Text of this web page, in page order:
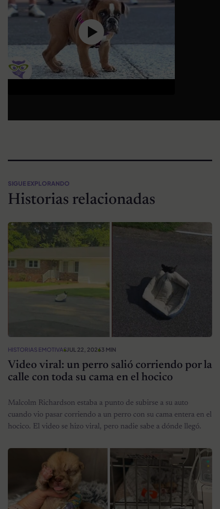
SIGUE EXPLORANDO
Historias relacionadas
HISTORIAS EMOTIVASJUL 22, 20263 MIN
Video viral: un perro salió corriendo por la
calle con toda su cama en el hocico
Malcolm Richardson estaba a punto de subirse a su auto
cuando vio pasar corriendo a un perro con su cama entera en el
hocico. El video se hizo viral, pero nadie sabe a dónde llegó.